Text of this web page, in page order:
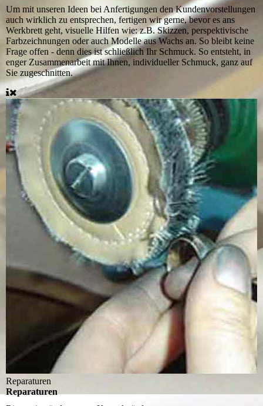
Um mit unseren Ideen bei Anfertigungen den Kundenvorstellungen
auch wirklich zu entsprechen, fertigen wir gerne, bevor es ans
Werkbrett geht, visuelle Hilfen wie: z.B. Skizzen, perspektivische
Farbzeichnungen oder auch Modelle aus Wachs an. So bleibt keine
Frage offen - denn dies ist schließlich Ihr Schmuck. So entsteht, in
enger Zusammenarbeit mit Ihnen, individueller Schmuck, ganz auf
Sie zugeschnitten.
Reparaturen
Reparaturen